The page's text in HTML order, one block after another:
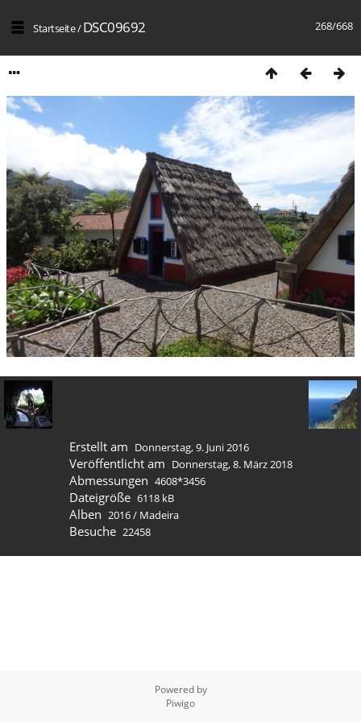
268/668
Startseite/DSC09692
Erstellt am Donnerstag, 9. Juni 2016
Veröffentlicht am Donnerstag, 8. März 2018
Abmessungen 4608*3456
Dateigröße 6118 kB
Alben 2016/ Madeira
Besuche 22458
Powered by
Piwigo